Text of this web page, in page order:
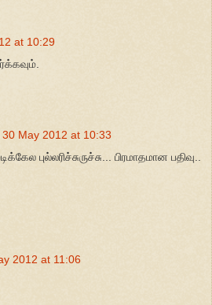
at 10:29
30 May 2012 at 10:33
புல்லரிச்சுருச்சு... பிரமாதமான பதிவு..
2012 at 11:06